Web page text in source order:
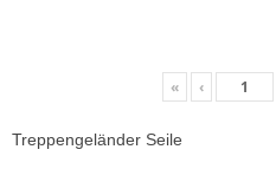
« ‹
Treppengeländer Seile